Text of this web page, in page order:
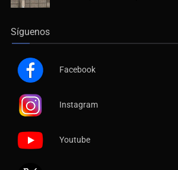
Síguenos
Facebook
Instagram
Youtube